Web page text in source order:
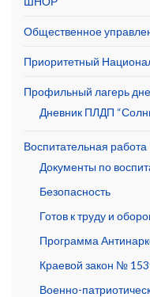
Общественное
Приоритетный
Профильный лагерь
Дневник ПЛДП
Воспитательная работа
Документы по
Безопасность
Готов к труду и
Программа
Краевой закон №
Военно-